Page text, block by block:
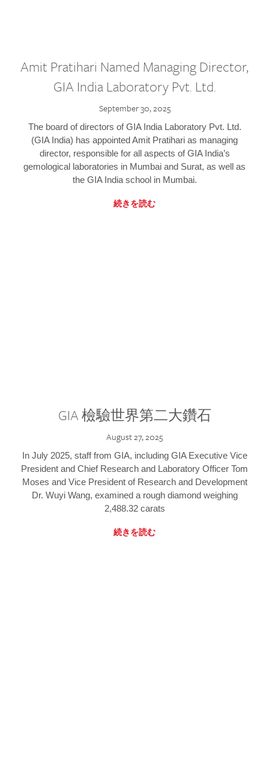
Amit Pratihari Named Managing Director,
GIA India Laboratory Pvt. Ltd.
September 30, 2025
The board of directors of GIA India Laboratory Pvt. Ltd.
(GIA India) has appointed Amit Pratihari as managing
director, responsible for all aspects of GIA India’s
gemological laboratories in Mumbai and Surat, as well as
the GIA India school in Mumbai.
続きを読む
GIA 檢驗世界第二大鑽石
August 27, 2025
In July 2025, staff from GIA, including GIA Executive Vice
President and Chief Research and Laboratory Officer Tom
Moses and Vice President of Research and Development
Dr. Wuyi Wang, examined a rough diamond weighing
2,488.32 carats
続きを読む